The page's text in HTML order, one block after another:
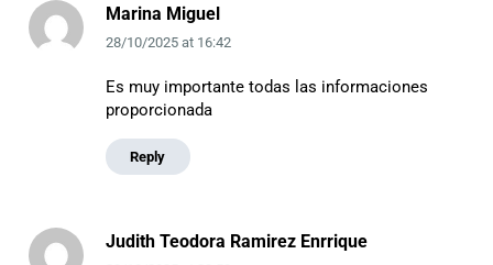
Marina Miguel
28/10/2025at 16:42
Es muy importante todas las informaciones
proporcionada
Reply
Judith Teodora Ramirez Enrrique